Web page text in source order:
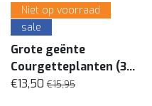
Niet op voorraad
sale
Grote geënte
Courgetteplanten (3
planten)
€13,50 €15,95